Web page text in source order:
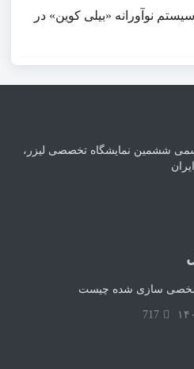
نوآورانه «بیلی کوین» در
ششمین نمایشگاه تخصصی لیزر،
شخصی سازی شده چیست
717